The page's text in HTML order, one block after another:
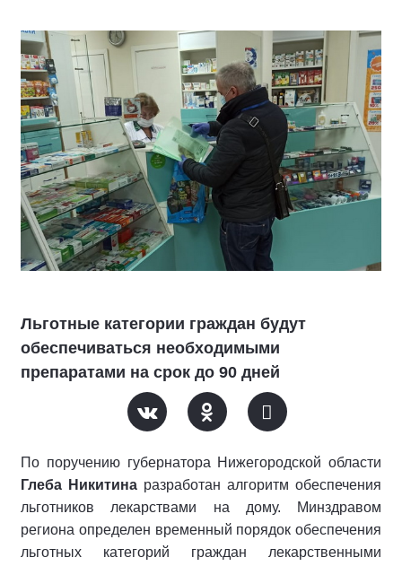
Льготные категории граждан будут
обеспечиваться необходимыми
препаратами на срок до 90 дней
По поручению губернатора Нижегородской области
Глеба Никитина разработан алгоритм обеспечения
льготников лекарствами на дому. Минздравом
региона определен временный порядок обеспечения
льготных категорий граждан лекарственными